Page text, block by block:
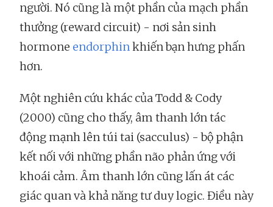
người. Nó cũng là một phần của mạch phần
thưởng (reward circuit) - nơi sản sinh
hormone endorphinkhiến bạn hưng phấn
hơn.
Một nghiên cứu khác của Todd & Cody
(2000) cũng cho thấy, âm thanh lớn tác
động mạnh lên túi tai (sacculus) - bộ phận
kết nối với những phần não phản ứng với
khoái cảm. Âm thanh lớn cũng lấn át các
giác quan và khả năng tư duy logic. Điều này